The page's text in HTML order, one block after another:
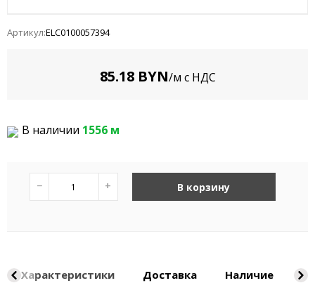
Артикул:ELC0100057394
85.18 BYN/м с НДС
В наличии 1556 м
− + В корзину
Характеристики Доставка Наличие